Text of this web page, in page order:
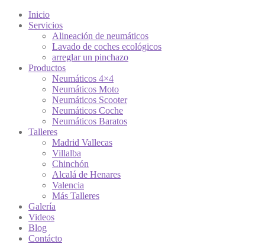
Inicio
Servicios
Alineación de neumáticos
Lavado de coches ecológicos
arreglar un pinchazo
Productos
Neumáticos 4×4
Neumáticos Moto
Neumáticos Scooter
Neumáticos Coche
Neumáticos Baratos
Talleres
Madrid Vallecas
Villalba
Chinchón
Alcalá de Henares
Valencia
Más Talleres
Galería
Videos
Blog
Contácto